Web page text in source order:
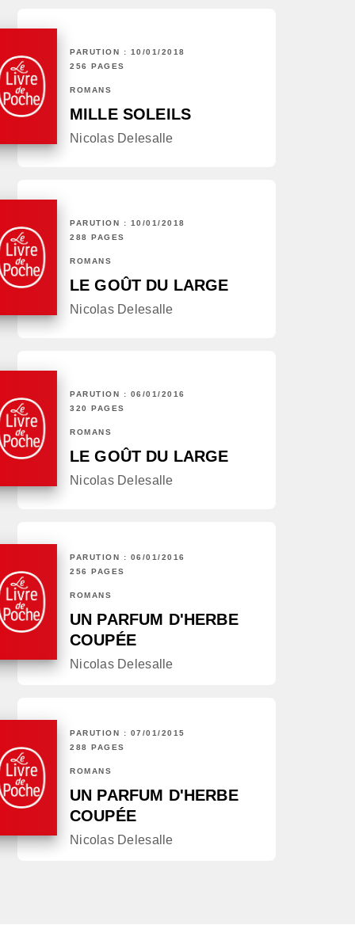
PARUTION : 10/01/2018
256 PAGES
ROMANS
MILLE SOLEILS
Nicolas Delesalle
PARUTION : 10/01/2018
288 PAGES
ROMANS
LE GOÛT DU LARGE
Nicolas Delesalle
PARUTION : 06/01/2016
320 PAGES
ROMANS
LE GOÛT DU LARGE
Nicolas Delesalle
PARUTION : 06/01/2016
256 PAGES
ROMANS
UN PARFUM D'HERBE
COUPÉE
Nicolas Delesalle
PARUTION : 07/01/2015
288 PAGES
ROMANS
UN PARFUM D'HERBE
COUPÉE
Nicolas Delesalle